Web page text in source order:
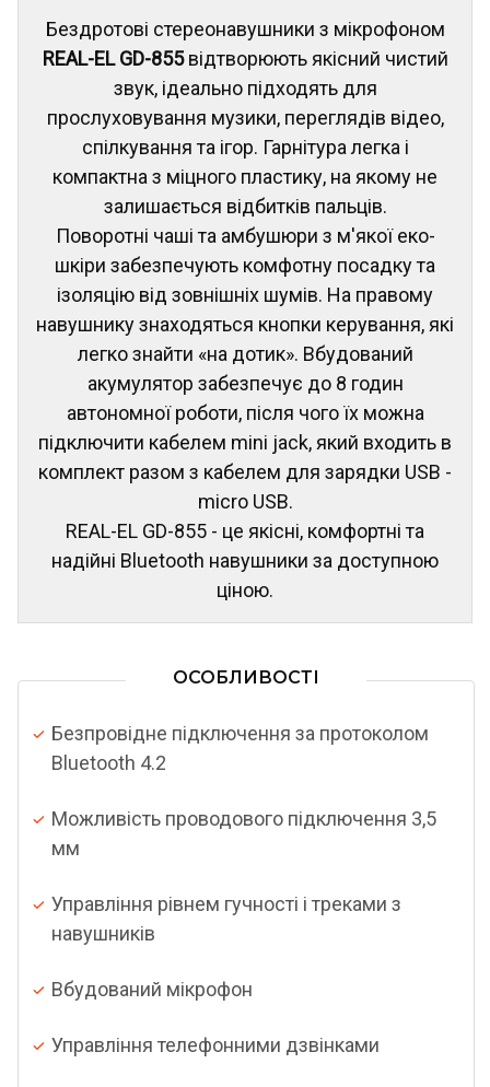
Бездротові стереонавушники з мікрофоном
REAL-EL GD-855відтворюють якісний чистий
звук, ідеально підходять для
прослуховування музики, переглядів відео,
спілкування та ігор. Гарнітура легка і
компактна з міцного пластику, на якому не
залишається відбитків пальців.
Поворотні чаші та амбушюри з м'якої еко-
шкіри забезпечують комфотну посадку та
ізоляцію від зовнішніх шумів. На правому
навушнику знаходяться кнопки керування, які
легко знайти «на дотик». Вбудований
акумулятор забезпечує до 8 годин
автономної роботи, після чого їх можна
підключити кабелем mini jack, який входить в
комплект разом з кабелем для зарядки USB -
micro USB.
REAL-EL GD-855 - це якісні, комфортні та
надійні Bluetooth навушники за доступною
ціною.
ОСОБЛИВОСТІ
Безпровідне підключення за протоколом
Bluetooth 4.2
Можливість проводового підключення 3,5
мм
Управління рівнем гучності і треками з
навушників
Вбудований мікрофон
Управління телефонними дзвінками